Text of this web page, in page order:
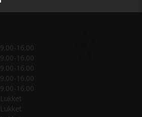
9.00-16.00
9.00-16.00
9.00-16.00
9.00-16.00
9.00-16.00
Lukket
Lukket